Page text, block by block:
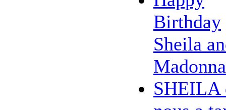
Birthday
Sheila
Madonna
SHEILA